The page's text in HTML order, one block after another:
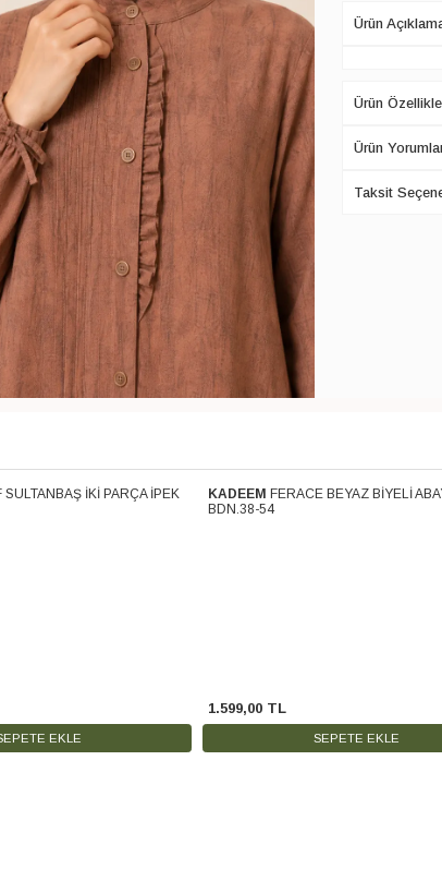
Ürün
Ürün
Ürün
Taksit
SULTANBAŞ İKİ PARÇA İPEK
EKLE
Ücretsiz Kargo
KADEEM FERACE BEYAZ BİYELİ
BDN.38-54
1.599,00 TL
SEPETE EKLE